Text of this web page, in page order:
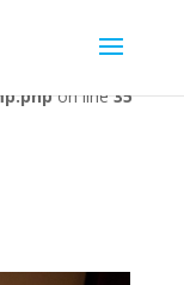
plugins/wp-
on line35